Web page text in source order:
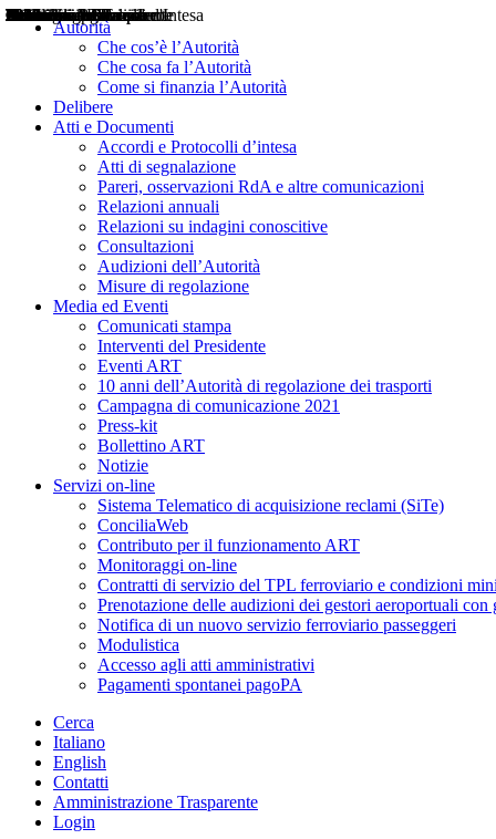
Autorità
Che cos’è l’Autorità
Che cosa fa l’Autorità
Come si finanzia l’Autorità
Delibere
Atti e Documenti
Accordi e Protocolli d’intesa
Atti di segnalazione
Pareri, osservazioni RdA e altre comunicazioni
Relazioni annuali
Relazioni su indagini conoscitive
Consultazioni
Audizioni dell’Autorità
Misure di regolazione
Media ed Eventi
Comunicati stampa
Interventi del Presidente
Eventi ART
10 anni dell’Autorità di regolazione dei trasporti
Campagna di comunicazione 2021
Press-kit
Bollettino ART
Notizie
Servizi on-line
Sistema Telematico di acquisizione reclami (SiTe)
ConciliaWeb
Contributo per il funzionamento ART
Monitoraggi on-line
Contratti di servizio del TPL ferroviario e condizioni
Prenotazione delle audizioni dei gestori aeroportuali con
Notifica di un nuovo servizio ferroviario passeggeri
Modulistica
Accesso agli atti amministrativi
Pagamenti spontanei pagoPA
Cerca
Italiano
English
Contatti
Amministrazione Trasparente
Login
Delibere
Pareri
Consultazioni
Audizioni
Atti di Segnalazione
Accordi e Protocolli d'Intesa
Relazioni annuali
Misure di regolazione
Notizie
Comunicati Stampa
Bollettini ART
Convegni ART
Interviste del Presidente
Articoli in primo piano
Interventi del Presidente
2004
2005
2010
2013
2014
2015
2016
2017
2018
2019
202
2020
2021
2022
2023
2024
2025
2026
Aereo
Marittimo
Terrestre